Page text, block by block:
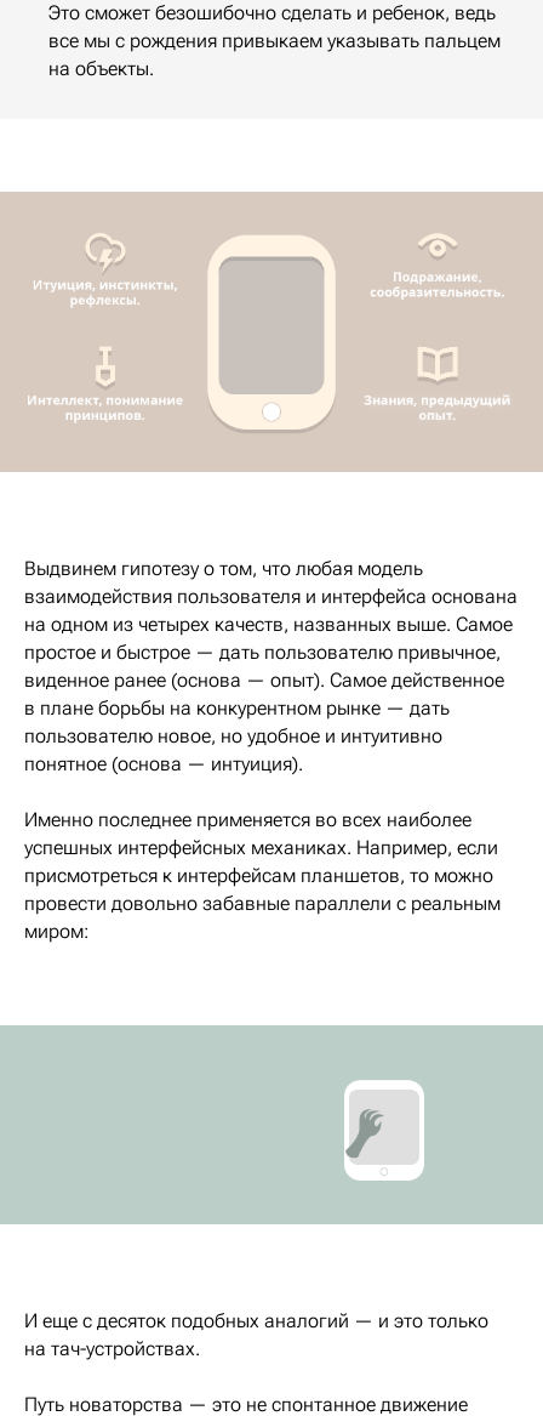
Это сможет безошибочно сделать и ребенок, ведь
все мы с рождения привыкаем указывать пальцем
на объекты.
Выдвинем гипотезу о том, что любая модель
взаимодействия пользователя и интерфейса основана
на одном из четырех качеств, названных выше. Самое
простое и быстрое — дать пользователю привычное,
виденное ранее (основа — опыт). Самое действенное
в плане борьбы на конкурентном рынке — дать
пользователю новое, но удобное и интуитивно
понятное (основа — интуиция).
Именно последнее применяется во всех наиболее
успешных интерфейсных механиках. Например, если
присмотреться к интерфейсам планшетов, то можно
провести довольно забавные параллели с реальным
миром:
И еще с десяток подобных аналогий — и это только
на тач-устройствах.
Путь новаторства — это не спонтанное движение